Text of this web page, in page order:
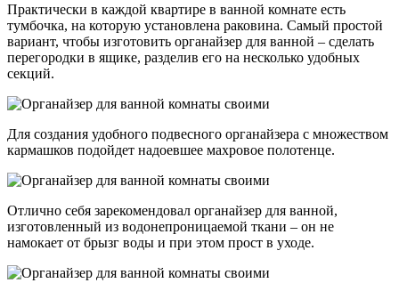
Практически в каждой квартире в ванной комнате есть
тумбочка, на которую установлена раковина. Самый простой
вариант, чтобы изготовить органайзер для ванной – сделать
перегородки в ящике, разделив его на несколько удобных
секций.
Для создания удобного подвесного органайзера с множеством
кармашков подойдет надоевшее махровое полотенце.
Отлично себя зарекомендовал органайзер для ванной,
изготовленный из водонепроницаемой ткани – он не
намокает от брызг воды и при этом прост в уходе.